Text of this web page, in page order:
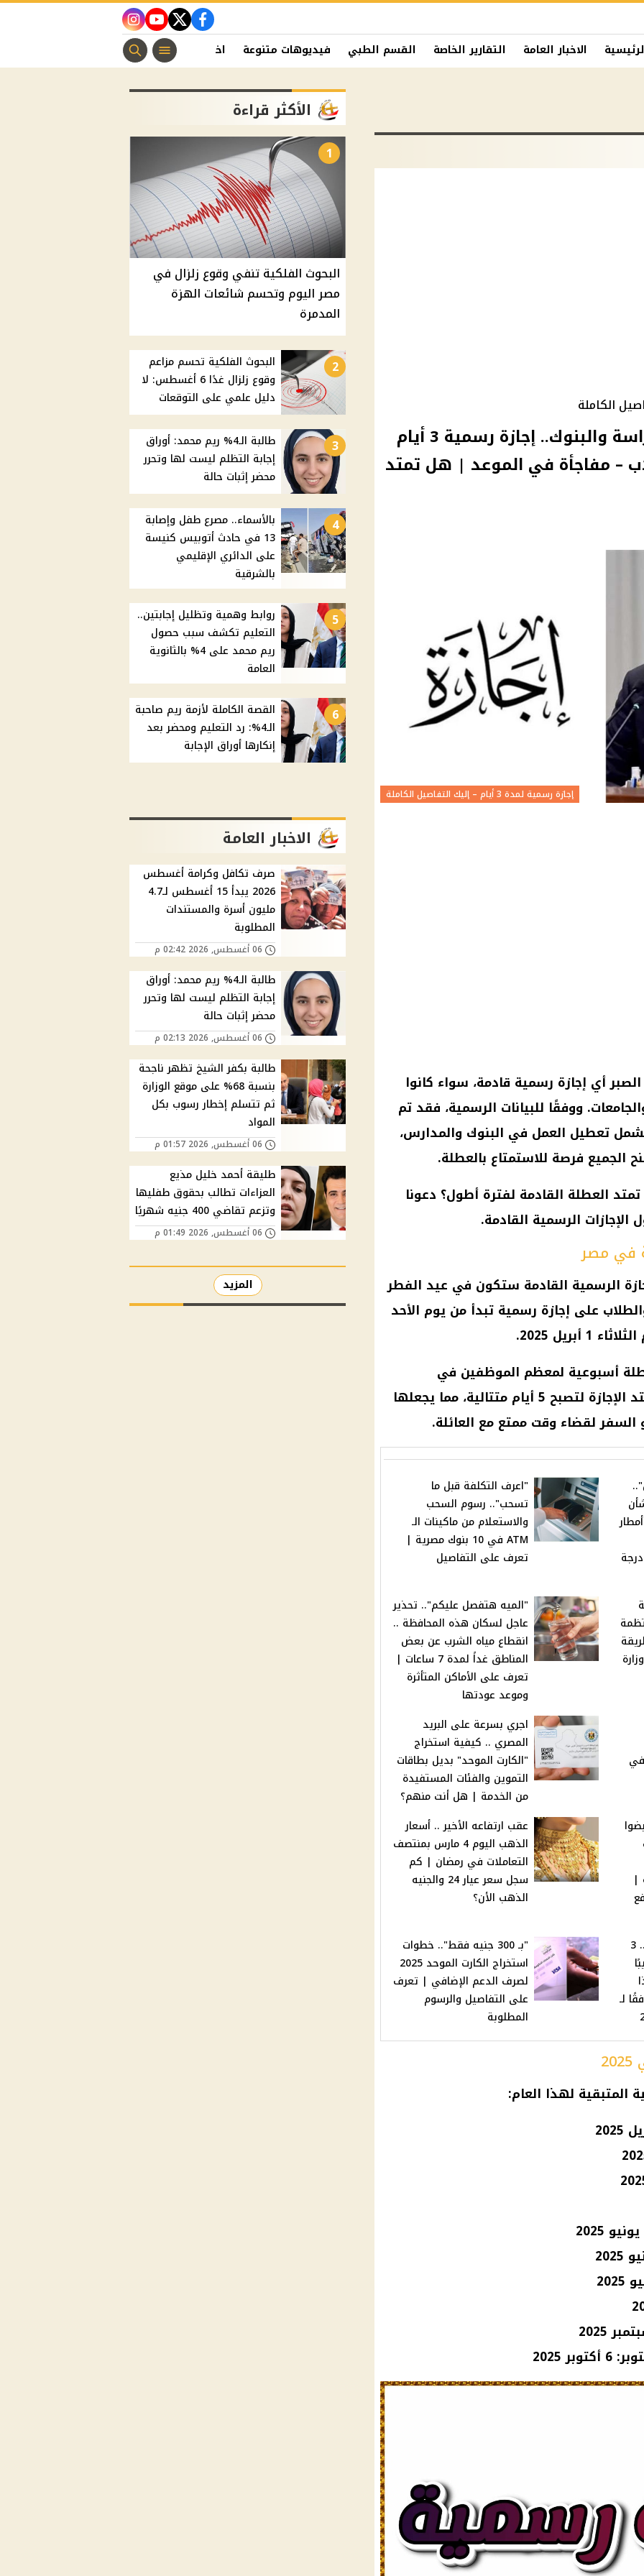
facebook
twitter
youtube
instagram
الاخبار العامة التقارير الخاصة القسم الطبي فيديوهات متنوعة اخبار الفن منوعات مسيحية
بشرى سارة | تعطيل الدراسة والبنوك.. إجازة رسمية 3 أيام
– مفاجأة في الموعد | هل تمتد
إجازة رسمية لمدة 3 أيام – إليك التفاصيل الكاملة
أي إجازة رسمية قادمة، سواء كانوا
ووفقًا للبيانات الرسمية، فقد تم
تعطيل العمل في البنوك والمدارس،
الجميع فرصة للاستمتاع بالعطلة.
العطلة القادمة لفترة أطول؟ دعونا
الإجازات الرسمية القادمة.
في مصر
الرسمية القادمة ستكون في عيد الفطر
على إجازة رسمية تبدأ من يوم الأحد
أسبوعية لمعظم الموظفين في
القطاعين العام والخاص، فقد تمتد الإجازة لتصبح 5 أيام متتالية، مما يجعلها
السفر لقضاء وقت ممتع مع العائلة.
"اعرف التكلفة قبل ما
تسحب".. رسوم السحب
والاستعلام من ماكينات الـ
ATM في 10 بنوك مصرية |
تعرف على التفاصيل
| طريقة
"الميه هتفصل عليكم".. تحذير
عاجل لسكان هذه المحافظة ..
انقطاع مياه الشرب عن بعض
المناطق غداً لمدة 7 ساعات |
تعرف على الأماكن المتأثرة
وموعد عودتها
في
اجري بسرعة على البريد
المصري .. كيفية استخراج
"الكارت الموحد" بديل بطاقات
التموين والفئات المستفيدة
من الخدمة | هل أنت منهم؟
|
عقب ارتفاعه الأخير .. أسعار
الذهب اليوم 4 مارس بمنتصف
التعاملات في رمضان | كم
سجل سعر عيار 24 والجنيه
الذهب الأن؟
حظهم طاير في السماء .. 3
لـ
"بـ 300 جنيه فقط".. خطوات
استخراج الكارت الموحد 2025
لصرف الدعم الإضافي | تعرف
على التفاصيل والرسوم
المطلوبة
المتبقية لهذا العام:
الأكثر قراءة
1
البحوث الفلكية تنفي وقوع زلزال في
مصر اليوم وتحسم شائعات الهزة
المدمرة
2
البحوث الفلكية تحسم مزاعم
وقوع زلزال غدًا 6 أغسطس: لا
دليل علمي على التوقعات
3
طالبة الـ4% ريم محمد: أوراق
إجابة التظلم ليست لها وتحرر
محضر إثبات حالة
4
بالأسماء.. مصرع طفل وإصابة
13 في حادث أتوبيس كنيسة
على الدائري الإقليمي
بالشرقية
5
روابط وهمية وتظليل إجابتين..
التعليم تكشف سبب حصول
ريم محمد على 4% بالثانوية
العامة
6
القصة الكاملة لأزمة ريم صاحبة
الـ4%: رد التعليم ومحضر بعد
إنكارها أوراق الإجابة
الاخبار العامة
صرف تكافل وكرامة أغسطس
2026 يبدأ 15 أغسطس لـ4.7
مليون أسرة والمستندات
المطلوبة
06 أغسطس, 2026 02:42 م
طالبة الـ4% ريم محمد: أوراق
إجابة التظلم ليست لها وتحرر
محضر إثبات حالة
06 أغسطس, 2026 02:13 م
طالبة بكفر الشيخ تظهر ناجحة
بنسبة 68% على موقع الوزارة
ثم تتسلم إخطار رسوب بكل
المواد
06 أغسطس, 2026 01:57 م
طليقة أحمد خليل مذيع
العزاءات تطالب بحقوق طفليها
وتزعم تقاضي 400 جنيه شهريًا
06 أغسطس, 2026 01:49 م
المزيد